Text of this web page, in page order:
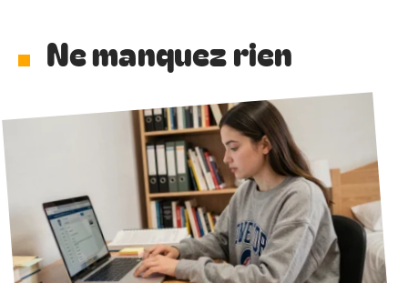
Ne manquez rien